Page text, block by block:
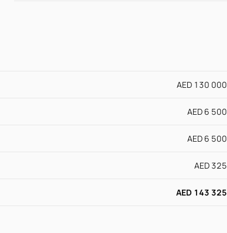
AED 130 000
AED 6 500
AED 6 500
AED 325
AED 143 325